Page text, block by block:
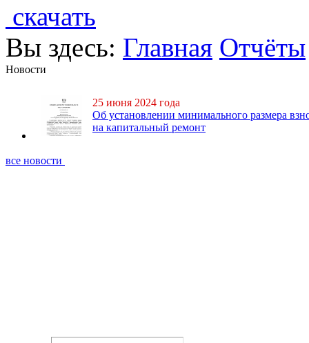
скачать
Вы здесь: Главная Отчёты
Новости
25 июня 2024 года
Об установлении минимального размера
на капитальный ремонт
все новости